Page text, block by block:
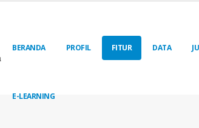
BERANDA PROFIL FITUR DATA
E-LEARNING